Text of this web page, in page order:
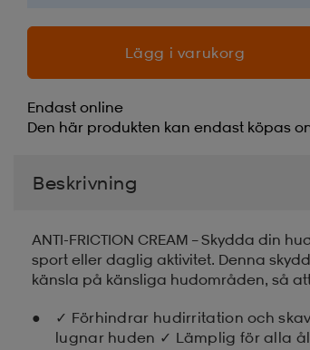
Lägg i varukorg
Endast online
Den här produkten kan endast köpas
Beskrivning
ANTI-FRICTION CREAM – Skydda din
sport eller daglig aktivitet. Denna
känsla på känsliga hudområden, så
✓ Förhindrar hudirritation och
lugnar huden ✓ Lämplig för alla